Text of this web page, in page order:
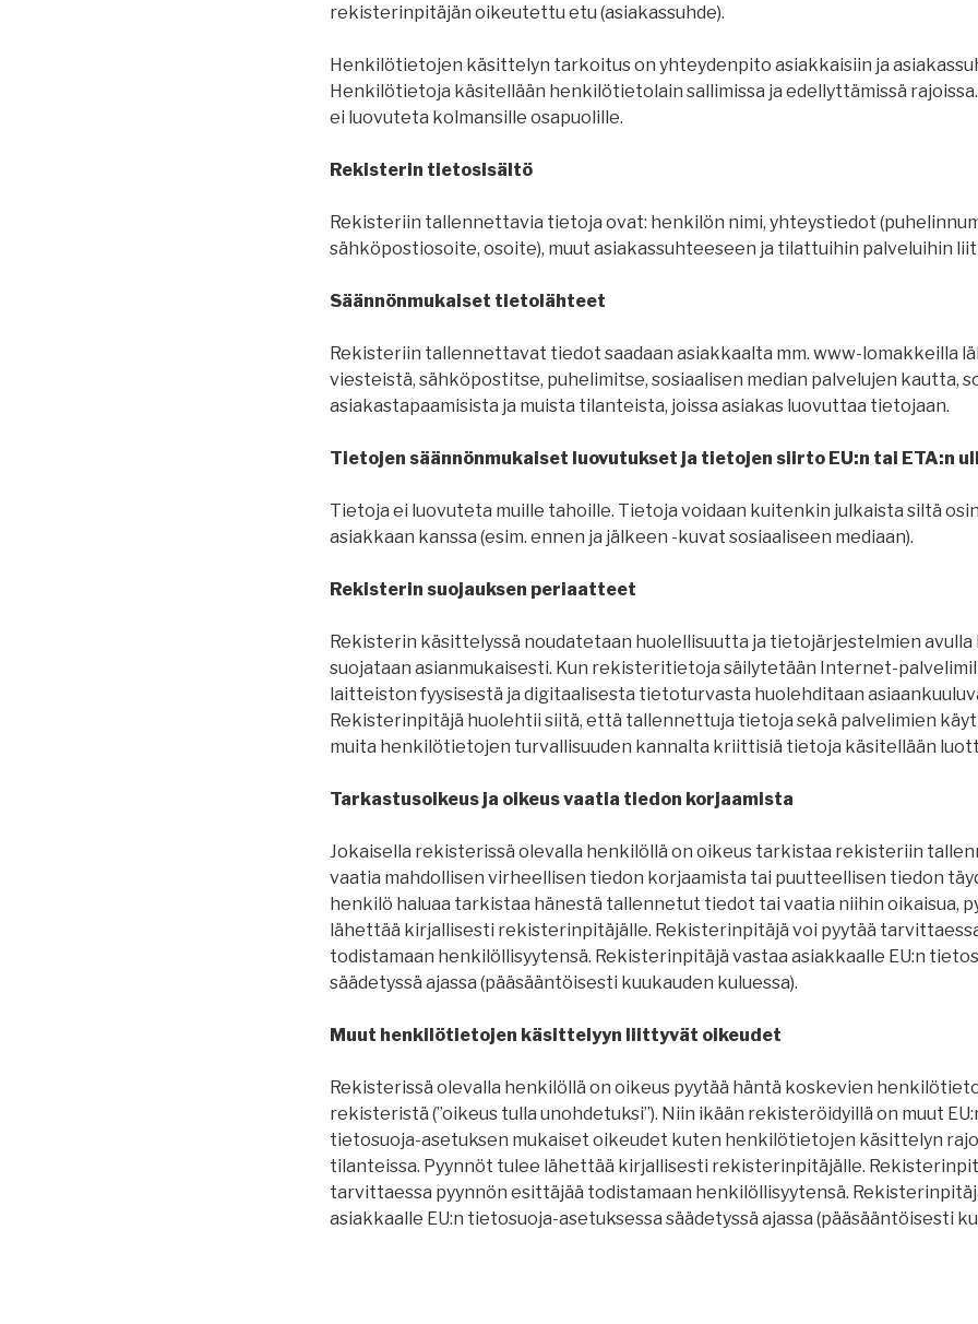
rekisterinpitäjän oikeutettu etu (asiakassuhde).
Henkilötietojen käsittelyn tarkoitus on yhteydenpito asiakkaisiin ja
Henkilötietoja käsitellään henkilötietolain sallimissa ja edellyttämissä
ei luovuteta kolmansille osapuolille.
Rekisterin tietosisältö
Rekisteriin tallennettavia tietoja ovat: henkilön nimi, yhteystiedot
sähköpostiosoite, osoite), muut asiakassuhteeseen ja tilattuihin palveluihin
Säännönmukaiset tietolähteet
Rekisteriin tallennettavat tiedot saadaan asiakkaalta mm. www-lomakkeilla
viesteistä, sähköpostitse, puhelimitse, sosiaalisen median palvelujen kautta,
asiakastapaamisista ja muista tilanteista, joissa asiakas luovuttaa tietojaan.
Tietojen säännönmukaiset luovutukset ja tietojen siirto EU:n tai ETA:n
Tietoja ei luovuteta muille tahoille. Tietoja voidaan kuitenkin julkaista siltä
asiakkaan kanssa (esim. ennen ja jälkeen -kuvat sosiaaliseen mediaan).
Rekisterin suojauksen periaatteet
Rekisterin käsittelyssä noudatetaan huolellisuutta ja tietojärjestelmien
suojataan asianmukaisesti. Kun rekisteritietoja säilytetään Internet-
laitteiston fyysisestä ja digitaalisesta tietoturvasta huolehditaan
Rekisterinpitäjä huolehtii siitä, että tallennettuja tietoja sekä palvelimien
muita henkilötietojen turvallisuuden kannalta kriittisiä tietoja käsitellään
Tarkastusoikeus ja oikeus vaatia tiedon korjaamista
Jokaisella rekisterissä olevalla henkilöllä on oikeus tarkistaa rekisteriin
vaatia mahdollisen virheellisen tiedon korjaamista tai puutteellisen tiedon
henkilö haluaa tarkistaa hänestä tallennetut tiedot tai vaatia niihin oikaisua,
lähettää kirjallisesti rekisterinpitäjälle. Rekisterinpitäjä voi pyytää
todistamaan henkilöllisyytensä. Rekisterinpitäjä vastaa asiakkaalle EU:n
säädetyssä ajassa (pääsääntöisesti kuukauden kuluessa).
Muut henkilötietojen käsittelyyn liittyvät oikeudet
Rekisterissä olevalla henkilöllä on oikeus pyytää häntä koskevien
rekisteristä (”oikeus tulla unohdetuksi”). Niin ikään rekisteröidyillä on muut
tietosuoja-asetuksen mukaiset oikeudet kuten henkilötietojen käsittelyn
tilanteissa. Pyynnöt tulee lähettää kirjallisesti rekisterinpitäjälle.
tarvittaessa pyynnön esittäjää todistamaan henkilöllisyytensä.
asiakkaalle EU:n tietosuoja-asetuksessa säädetyssä ajassa (pääsääntöisesti